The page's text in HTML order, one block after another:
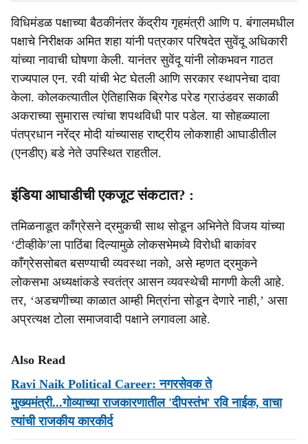
विधिमंडळ पक्षाच्या बैठकीनंतर केंद्रीय गृहमंत्री आणि प. बंगालमधील
पक्षाचे निरीक्षक अमित शहा यांनी पत्रकार परिषदेत सुवेंदू अधिकारी
यांच्या नावाची घोषणा केली. यानंतर सुवेंदू यांनी लोकभवन गाठत
राज्यपाल एन. रवी यांची भेट घेतली आणि सरकार स्थापनेचा दावा
केला. कोलकत्यातील ऐतिहासिक ब्रिगेड परेड ग्राउंडवर सकाळी
अकराच्या सुमारास त्यांचा शपथविधी पार पडेल. या सोहळ्याला
पंतप्रधान नरेंद्र मोदी यांच्यासह राष्ट्रीय लोकशाही आघाडीतील
(एनडीए) बडे नेते उपस्थित राहतील.
इंडिया आघाडीची एकजूट संकटात? :
तमिळनाडूत काँग्रेसने द्रमुकची साथ सोडून अभिनेते विजय यांच्या
‘टीव्हीके’ला पाठिंबा दिल्‍यामुळे लोकसभेमध्ये विरोधी बाकांवर
काँग्रेससोबत बसण्याची व्यवस्था नको, असे म्हणत द्रमुकने
लोकसभा अध्यक्षांकडे स्वतंत्र आसन व्यवस्थेची मागणी केली आहे.
तर, ‘अडचणीच्या काळात आम्ही मित्रांना सोडून देणारे नाही,’ असा
अप्रत्यक्ष टोला समाजवादी पक्षाने लगावला आहे.
Also Read
Ravi Naik Political Career: नगरसेवक ते
मुख्यमंत्री...गोव्याच्या राजकारणातील 'दीपस्तंभ' रवि नाईक, वाचा
त्यांची राजकीय कारकीर्द